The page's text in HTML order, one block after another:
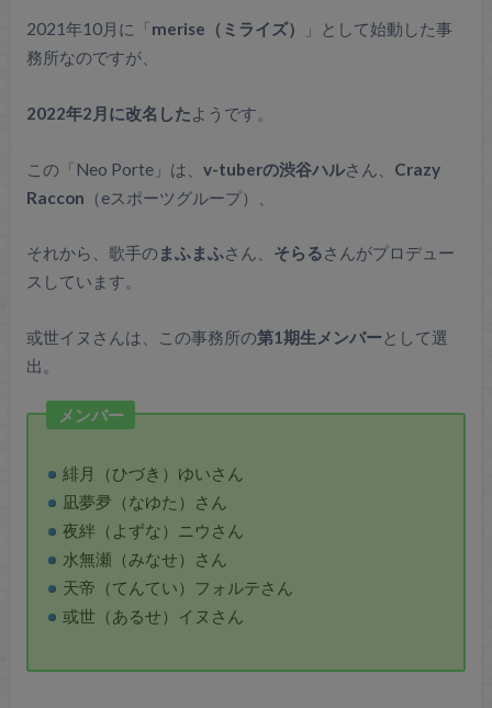
2021年10月に「merise（ミライズ）
」として始動した事
務所なのですが、
2022年2月に改名したようです。
この「Neo Porte」は、 v-tuberの渋谷ハルさん、 Crazy
Raccon （eスポーツグループ）、
それから、歌手のまふまふさん、 そらるさんがプロデュー
スしています。
或世イヌさんは、この事務所の第1期生メンバーとして選
出。
メンバー
緋月（ひづき）ゆいさん
凪夢夛（なゆた）さん
夜絆（よずな）ニウさん
水無瀬（みなせ）さん
天帝（てんてい）フォルテさん
或世（あるせ）イヌさん